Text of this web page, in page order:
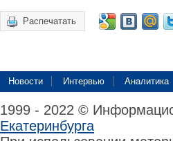
Распечатать
Новости Интервью Аналитика
1999 - 2022 ©
Екатеринбурга